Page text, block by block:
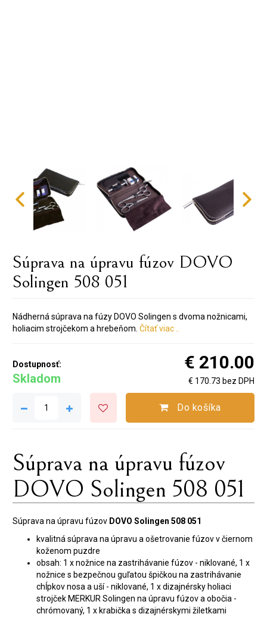
Súprava na úpravu fúzov DOVO
Solingen 508 051
Nádherná súprava na fúzy DOVO Solingen s dvoma nožnicami,
holiacim strojčekom a hrebeňom. Čítať viac ..
Dostupnosť:
Skladom
€ 210.00
€ 170.73 bez DPH
Do košíka
Súprava na úpravu fúzov
DOVO Solingen 508 051
Súprava na úpravu fúzov DOVO Solingen 508 051
kvalitná súprava na úpravu a ošetrovanie fúzov v čiernom
koženom puzdre
obsah: 1 x nožnice na zastrihávanie fúzov - niklované, 1 x
nožnice s bezpečnou guľatou špičkou na zastrihávanie
chĺpkov nosa a uší - niklované, 1 x dizajnérsky holiaci
strojček MERKUR Solingen na úpravu fúzov a obočia -
chrómovaný, 1 x krabička s dizajnérskymi žiletkami